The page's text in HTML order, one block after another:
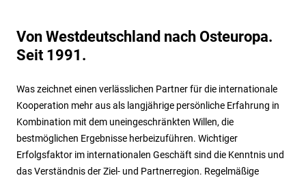
Von Westdeutschland nach Osteuropa.
Seit 1991.
Was zeichnet einen verlässlichen Partner für die internationale
Kooperation mehr aus als langjährige persönliche Erfahrung in
Kombination mit dem uneingeschränkten Willen, die
bestmöglichen Ergebnisse herbeizuführen. Wichtiger
Erfolgsfaktor im internationalen Geschäft sind die Kenntnis und
das Verständnis der Ziel- und Partnerregion. Regelmäßige